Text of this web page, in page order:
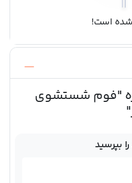
است!
"فوم شستشوی
بپرسید